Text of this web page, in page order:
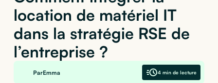
location de matériel IT
dans la stratégie RSE de
l’entreprise ?
ParEmma 4 min de lecture